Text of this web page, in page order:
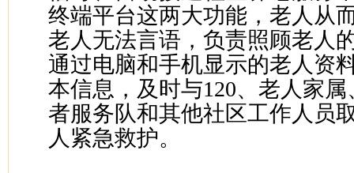
终端平台这两大功能，老人从
老人无法言语，负责照顾老人
通过电脑和手机显示的老人资
本信息，及时与120、老人家
者服务队和其他社区工作人员
人紧急救护。